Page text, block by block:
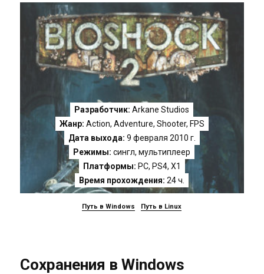
Разработчик: Arkane Studios
Жанр: Action, Adventure, Shooter, FPS
Дата выхода: 9 февраля 2010 г.
Режимы: сингл, мультиплеер
Платформы: PC, PS4, X1
Время прохождения: 24 ч.
Путь в Windows Путь в Linux
Сохранения в Windows